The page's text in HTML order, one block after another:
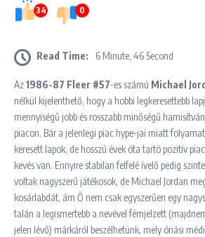
34 0
Read Time: 6 Minute, 46 Second
Az1986-87 Fleer #57-es számú Michael
nélkül kijelenthető, hogy a hobbi legkeresettebb
mennyiségű jobb és rosszabb minőségű
piacon. Bár a jelenlegi piac hype-jai miatt
keresett lapok, de hosszú évek óta tartó pozitív
kevés van. Ennyire stabilan felfelé ívelő pedig
voltak nagyszerű játékosok, de Michael Jordan
kosárlabdát, ám Ő nem csak egyszerűen egy
talán a legismertebb a nevével fémjelzett
jelen lévő) márkáról beszélhetünk, mely óriási